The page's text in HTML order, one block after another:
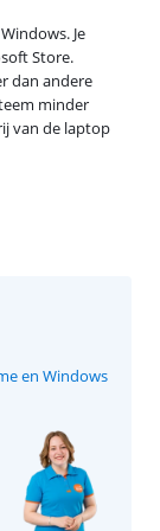
Je
Store.
dan andere
minder
van de laptop
en Windows